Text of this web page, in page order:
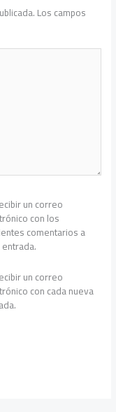
Los campos
un correo
con los
comentarios a
un correo
con cada nueva